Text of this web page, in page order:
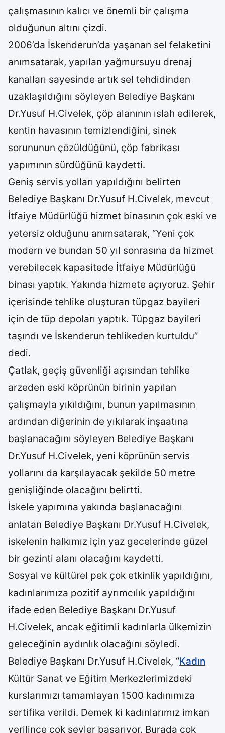
çalışmasının kalıcı ve önemli bir çalışma
olduğunun altını çizdi.
2006’da İskenderun’da yaşanan sel felaketini
anımsatarak, yapılan yağmursuyu drenaj
kanalları sayesinde artık sel tehdidinden
uzaklaşıldığını söyleyen Belediye Başkanı
Dr.Yusuf H.Civelek, çöp alanının ıslah edilerek,
kentin havasının temizlendiğini, sinek
sorununun çözüldüğünü, çöp fabrikası
yapımının sürdüğünü kaydetti.
Geniş servis yolları yapıldığını belirten
Belediye Başkanı Dr.Yusuf H.Civelek, mevcut
İtfaiye Müdürlüğü hizmet binasının çok eski ve
yetersiz olduğunu anımsatarak, “Yeni çok
modern ve bundan 50 yıl sonrasına da hizmet
verebilecek kapasitede İtfaiye Müdürlüğü
binası yaptık. Yakında hizmete açıyoruz. Şehir
içerisinde tehlike oluşturan tüpgaz bayileri
için de tüp depoları yaptık. Tüpgaz bayileri
taşındı ve İskenderun tehlikeden kurtuldu”
dedi.
Çatlak, geçiş güvenliği açısından tehlike
arzeden eski köprünün birinin yapılan
çalışmayla yıkıldığını, bunun yapılmasının
ardından diğerinin de yıkılarak inşaatına
başlanacağını söyleyen Belediye Başkanı
Dr.Yusuf H.Civelek, yeni köprünün servis
yollarını da karşılayacak şekilde 50 metre
genişliğinde olacağını belirtti.
İskele yapımına yakında başlanacağını
anlatan Belediye Başkanı Dr.Yusuf H.Civelek,
iskelenin halkımız için yaz gecelerinde güzel
bir gezinti alanı olacağını kaydetti.
Sosyal ve kültürel pek çok etkinlik yapıldığını,
kadınlarımıza pozitif ayrımcılık yapıldığını
ifade eden Belediye Başkanı Dr.Yusuf
H.Civelek, ancak eğitimli kadınlarla ülkemizin
geleceğinin aydınlık olacağını söyledi.
Belediye Başkanı Dr.Yusuf H.Civelek, “Kadın
Kültür Sanat ve Eğitim Merkezlerimizdeki
kurslarımızı tamamlayan 1500 kadınımıza
sertifika verildi. Demek ki kadınlarımız imkan
verilince çok şeyler başarıyor. Burada çok